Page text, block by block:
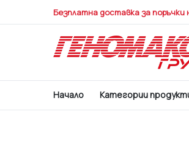
Безплатна доставка за поръчки
Начало Категории